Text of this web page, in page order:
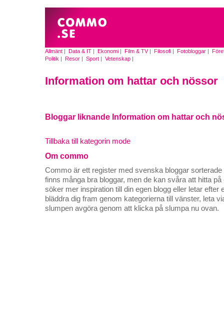
Allmänt | Data & IT | Ekonomi | Film & TV| Filosofi | Fotobloggar |
Politik | Resor | Sport | Vetenskap |
Information om hattar och nössor
Bloggar liknande Information om hattar och
Tillbaka till kategorin mode
Om commo
Commo är ett register med svenska bloggar sorterade
finns många bra bloggar, men de kan svåra att hitta
söker mer inspiration till din egen blogg eller letar efter
bläddra dig fram genom kategorierna till vänster, leta
slumpen avgöra genom att klicka på slumpa nu ovan.